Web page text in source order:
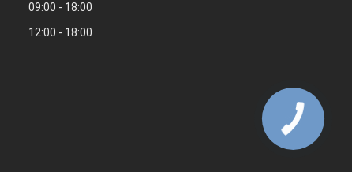
09:00
18:00
12:00 18:00